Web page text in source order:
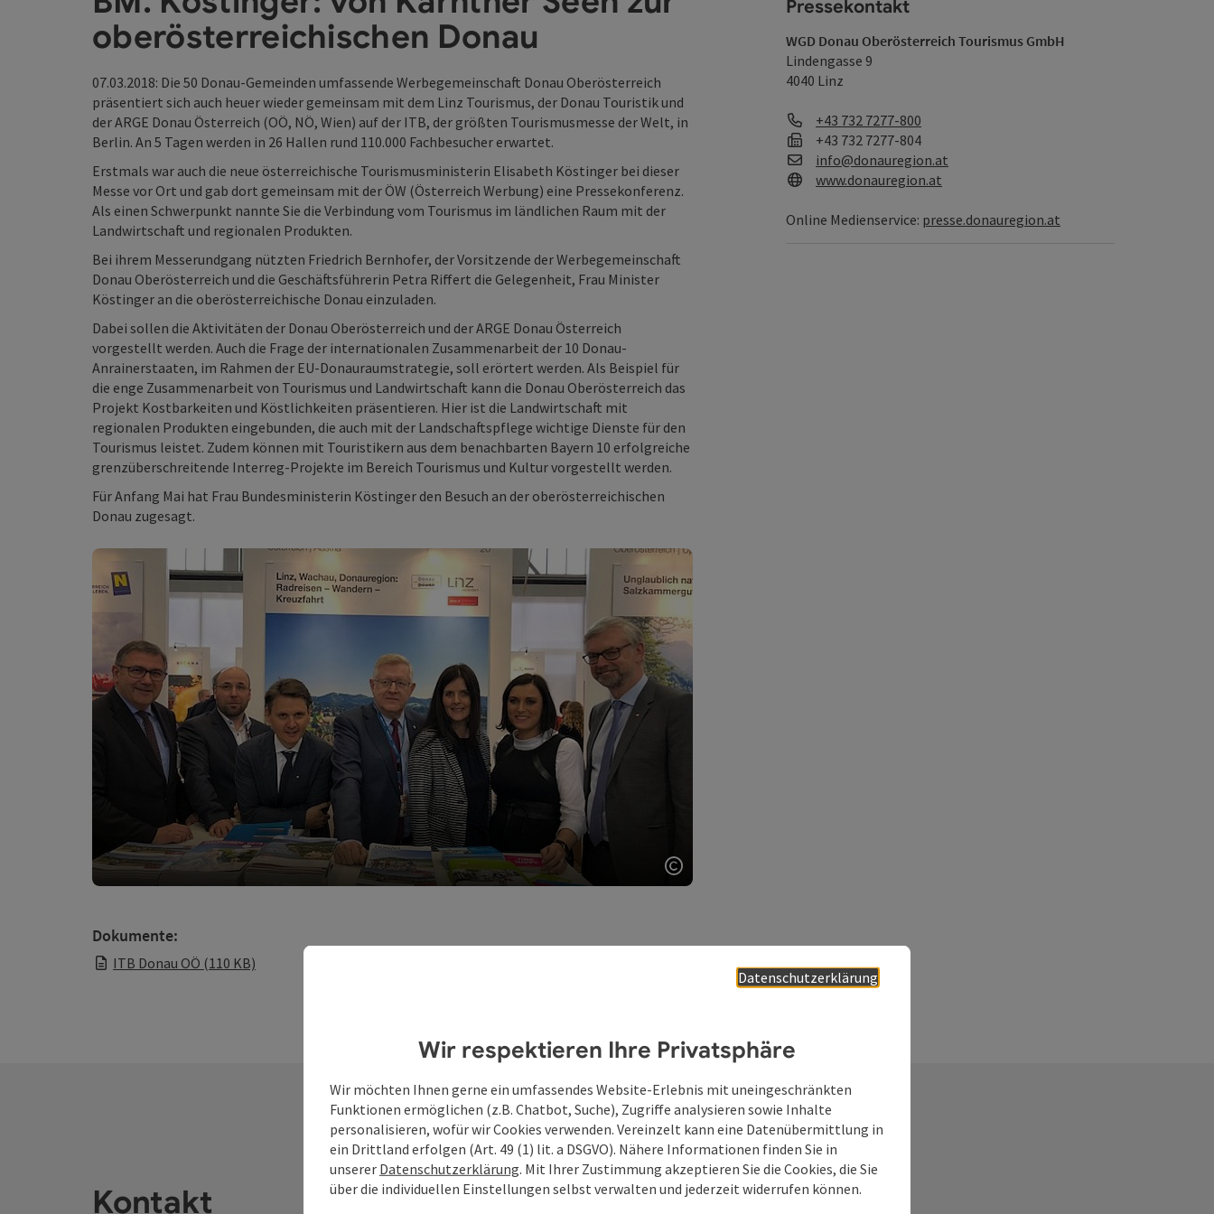
oberösterreichischen Donau
07.03.2018: Die 50 Donau-Gemeinden umfassende Werbegemeinschaft Donau Oberösterreich
präsentiert sich auch heuer wieder gemeinsam mit dem Linz Tourismus, der Donau Touristik und
der ARGE Donau Österreich (OÖ, NÖ, Wien) auf der ITB, der größten Tourismusmesse der Welt, in
Berlin. An 5 Tagen werden in 26 Hallen rund 110.000 Fachbesucher erwartet.
Erstmals war auch die neue österreichische Tourismusministerin Elisabeth Köstinger bei dieser
Messe vor Ort und gab dort gemeinsam mit der ÖW (Österreich Werbung) eine Pressekonferenz.
Als einen Schwerpunkt nannte Sie die Verbindung vom Tourismus im ländlichen Raum mit der
Landwirtschaft und regionalen Produkten.
Bei ihrem Messerundgang nützten Friedrich Bernhofer, der Vorsitzende der Werbegemeinschaft
Donau Oberösterreich und die Geschäftsführerin Petra Riffert die Gelegenheit, Frau Minister
Köstinger an die oberösterreichische Donau einzuladen.
Dabei sollen die Aktivitäten der Donau Oberösterreich und der ARGE Donau Österreich
vorgestellt werden. Auch die Frage der internationalen Zusammenarbeit der 10 Donau-
Anrainerstaaten, im Rahmen der EU-Donauraumstrategie, soll erörtert werden. Als Beispiel für
die enge Zusammenarbeit von Tourismus und Landwirtschaft kann die Donau Oberösterreich das
Projekt Kostbarkeiten und Köstlichkeiten präsentieren. Hier ist die Landwirtschaft mit
regionalen Produkten eingebunden, die auch mit der Landschaftspflege wichtige Dienste für den
Tourismus leistet. Zudem können mit Touristikern aus dem benachbarten Bayern 10 erfolgreiche
grenzüberschreitende Interreg-Projekte im Bereich Tourismus und Kultur vorgestellt werden.
Für Anfang Mai hat Frau Bundesministerin Köstinger den Besuch an der oberösterreichischen
Donau zugesagt.
Copyright öffnen
Dokumente:
ITB Donau OÖ (110 KB)
Pressekontakt
WGD Donau Oberösterreich Tourismus GmbH
Lindengasse 9
4040 Linz
Telefon
+43 732 7277-800
Fax
+43 732 7277-804
E-Mail
info@donauregion.at
Web
www.donauregion.at
Online Medienservice: presse.donauregion.at
Kontakt Ihre Nachricht
Datenschutzerklärung
Wir respektieren Ihre Privatsphäre
Wir möchten Ihnen gerne ein umfassendes Website-Erlebnis mit uneingeschränkten
Funktionen ermöglichen (z.B. Chatbot, Suche), Zugriffe analysieren sowie Inhalte
personalisieren, wofür wir Cookies verwenden. Vereinzelt kann eine Datenübermittlung in
ein Drittland erfolgen (Art. 49 (1) lit. a DSGVO). Nähere Informationen finden Sie in
unserer Datenschutzerklärung. Mit Ihrer Zustimmung akzeptieren Sie die Cookies, die Sie
über die individuellen Einstellungen selbst verwalten und jederzeit widerrufen können.